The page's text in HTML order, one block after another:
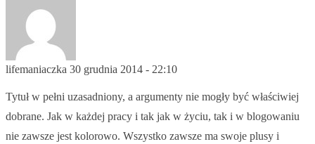
lifemaniaczka 30 grudnia 2014 - 22:10
Tytuł w pełni uzasadniony, a argumenty nie mogły być właściwiej
dobrane. Jak w każdej pracy i tak jak w życiu, tak i w blogowaniu
nie zawsze jest kolorowo. Wszystko zawsze ma swoje plusy i